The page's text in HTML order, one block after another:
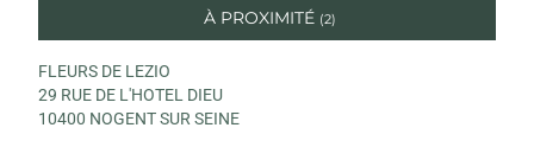
À PROXIMITÉ (2)
FLEURS DE LEZIO
29 RUE DE L'HOTEL DIEU
10400 NOGENT SUR SEINE